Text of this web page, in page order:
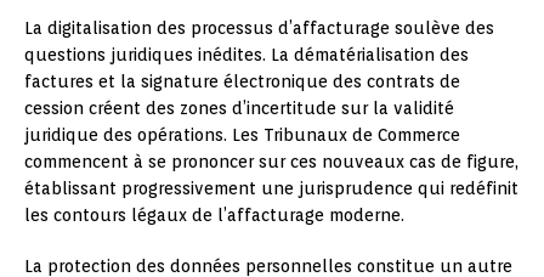
La digitalisation des processus d’affacturage soulève des
questions juridiques inédites. La dématérialisation des
factures et la signature électronique des contrats de
cession créent des zones d’incertitude sur la validité
juridique des opérations. Les Tribunaux de Commerce
commencent à se prononcer sur ces nouveaux cas de figure,
établissant progressivement une jurisprudence qui redéfinit
les contours légaux de l’affacturage moderne.
La protection des données personnelles constitue un autre